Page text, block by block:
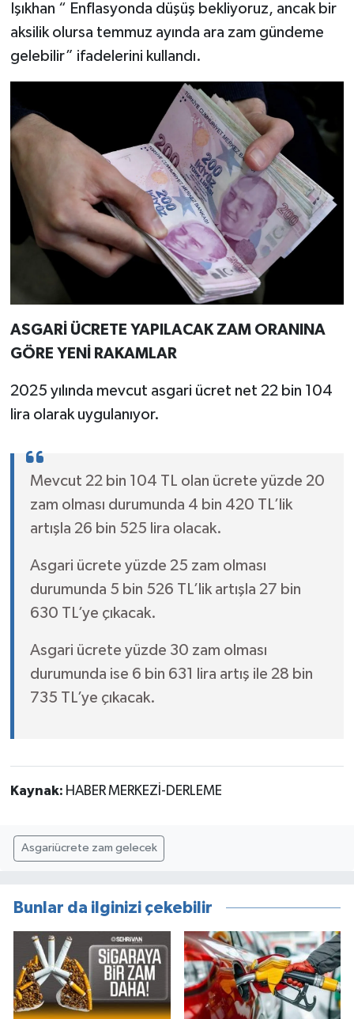
Işıkhan “ Enflasyonda düşüş bekliyoruz, ancak bir
aksilik olursa temmuz ayında ara zam gündeme
gelebilir” ifadelerini kullandı.
ASGARİ ÜCRETE YAPILACAK ZAM ORANINA
GÖRE YENİ RAKAMLAR
2025 yılında mevcut asgari ücret net 22 bin 104
lira olarak uygulanıyor.
Mevcut 22 bin 104 TL olan ücrete yüzde 20
zam olması durumunda 4 bin 420 TL’lik
artışla 26 bin 525 lira olacak.
Asgari ücrete yüzde 25 zam olması
durumunda 5 bin 526 TL’lik artışla 27 bin
630 TL’ye çıkacak.
Asgari ücrete yüzde 30 zam olması
durumunda ise 6 bin 631 lira artış ile 28 bin
735 TL’ye çıkacak.
Kaynak: HABER MERKEZİ-DERLEME
Asgariücrete zam gelecek
Bunlar da ilginizi çekebilir